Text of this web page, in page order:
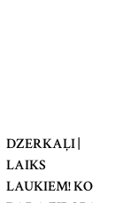
DZERKAĻI |
LAIKS
LAUKIEM! KO